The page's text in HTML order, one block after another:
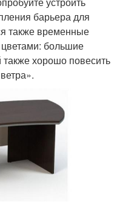
барьера для
также временные
большие
хорошо повесить